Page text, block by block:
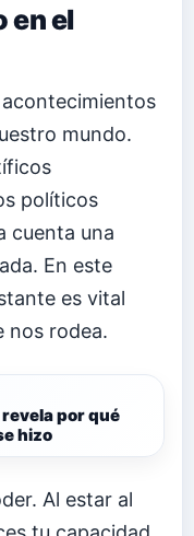
en el
mundo.
políticos
cuenta una
En este
es vital
nos rodea.
por qué
hizo
Al estar al